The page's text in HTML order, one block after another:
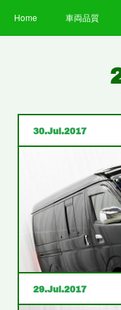
Home 車両品質
30 Jul 2017
29 Jul 2017